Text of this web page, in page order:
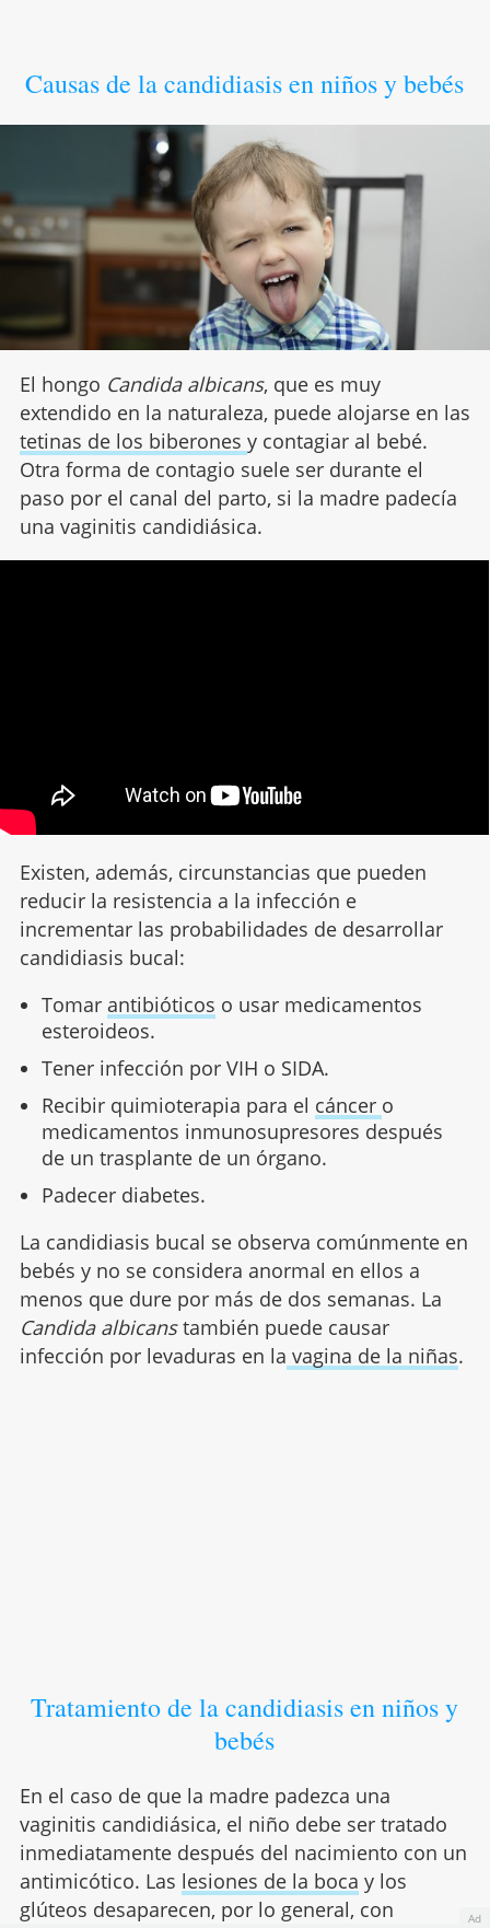
Causas de la candidiasis en niños y bebés
El hongo Candida albicans, que es muy
extendido en la naturaleza, puede alojarse en las
tetinas de los biberones y contagiar al bebé.
Otra forma de contagio suele ser durante el
paso por el canal del parto, si la madre padecía
una vaginitis candidiásica.
Existen, además, circunstancias que pueden
reducir la resistencia a la infección e
incrementar las probabilidades de desarrollar
candidiasis bucal:
Tomar antibióticos o usar medicamentos
esteroideos.
Tener infección por VIH o SIDA.
Recibir quimioterapia para el cáncer o
medicamentos inmunosupresores después
de un trasplante de un órgano.
Padecer diabetes.
La candidiasis bucal se observa comúnmente en
bebés y no se considera anormal en ellos a
menos que dure por más de dos semanas. La
Candida albicanstambién puede causar
infección por levaduras en la vagina de la niñas.
Tratamiento de la candidiasis en niños y
bebés
En el caso de que la madre padezca una
vaginitis candidiásica, el niño debe ser tratado
inmediatamente después del nacimiento con un
antimicótico. Las lesiones de la boca y los
glúteos desaparecen, por lo general, con
Ad